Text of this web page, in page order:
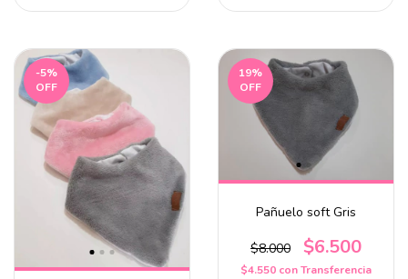
-5%
OFF
19%
OFF
Pañuelo soft Gris
$8.000 $6.500
$4.550 conTransferencia